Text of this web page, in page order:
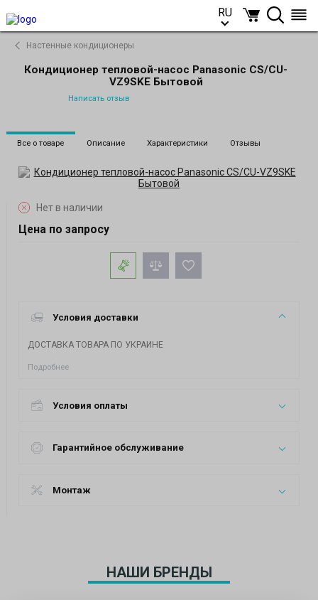
RU
Настенные кондиционеры
Кондиционер тепловой-насос Panasonic CS/CU-
VZ9SKE Бытовой
Написать отзыв
Все о товаре Описание Характеристики Отзывы
Нет в наличии
Цена по запросу
Условия доставки
ДОСТАВКА ТОВАРА ПО УКРАИНЕ
Подробнее
Условия оплаты
Гарантийное обслуживание
Монтаж
НАШИ БРЕНДЫ